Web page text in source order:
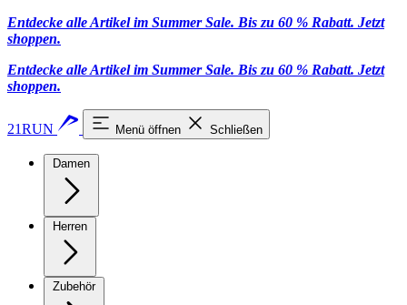
Entdecke alle Artikel im Summer Sale. Bis zu 60 % Rabatt. Jetzt
shoppen.
Entdecke alle Artikel im Summer Sale. Bis zu 60 % Rabatt. Jetzt
shoppen.
21RUN Menü öffnen Schließen
Damen
Herren
Zubehör